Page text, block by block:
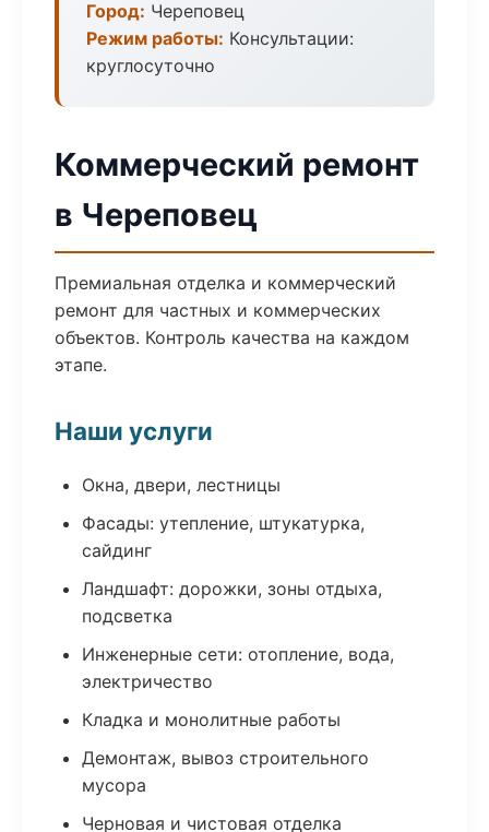
Город: Череповец
Режим работы: Консультации:
круглосуточно
Коммерческий ремонт
в Череповец
Премиальная отделка и коммерческий
ремонт для частных и коммерческих
объектов. Контроль качества на каждом
этапе.
Наши услуги
Окна, двери, лестницы
Фасады: утепление, штукатурка,
сайдинг
Ландшафт: дорожки, зоны отдыха,
подсветка
Инженерные сети: отопление, вода,
электричество
Кладка и монолитные работы
Демонтаж, вывоз строительного
мусора
Черновая и чистовая отделка